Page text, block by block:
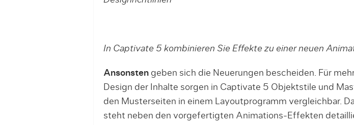
In Captivate 5 kombinieren Sie Effekte zu einer neuen
Ansonstengeben sich die Neuerungen bescheiden. Für
Design der Inhalte sorgen in Captivate 5 Objektstile und
den Musterseiten in einem Layoutprogramm vergleichbar.
steht neben den vorgefertigten Animations-Effekten